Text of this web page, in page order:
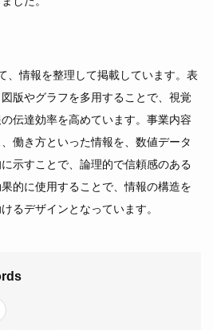
、情報を整理して掲載しています。表
版やグラフを多用することで、視覚
伝達効率を高めています。事業内容
働き方といった情報を、数値データ
示すことで、論理的で信頼感のある
的に使用することで、情報の構造を
るデザインとなっています。